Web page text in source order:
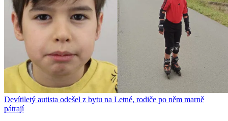
Devítiletý autista odešel z bytu na Letné, rodiče po něm marně
pátrají